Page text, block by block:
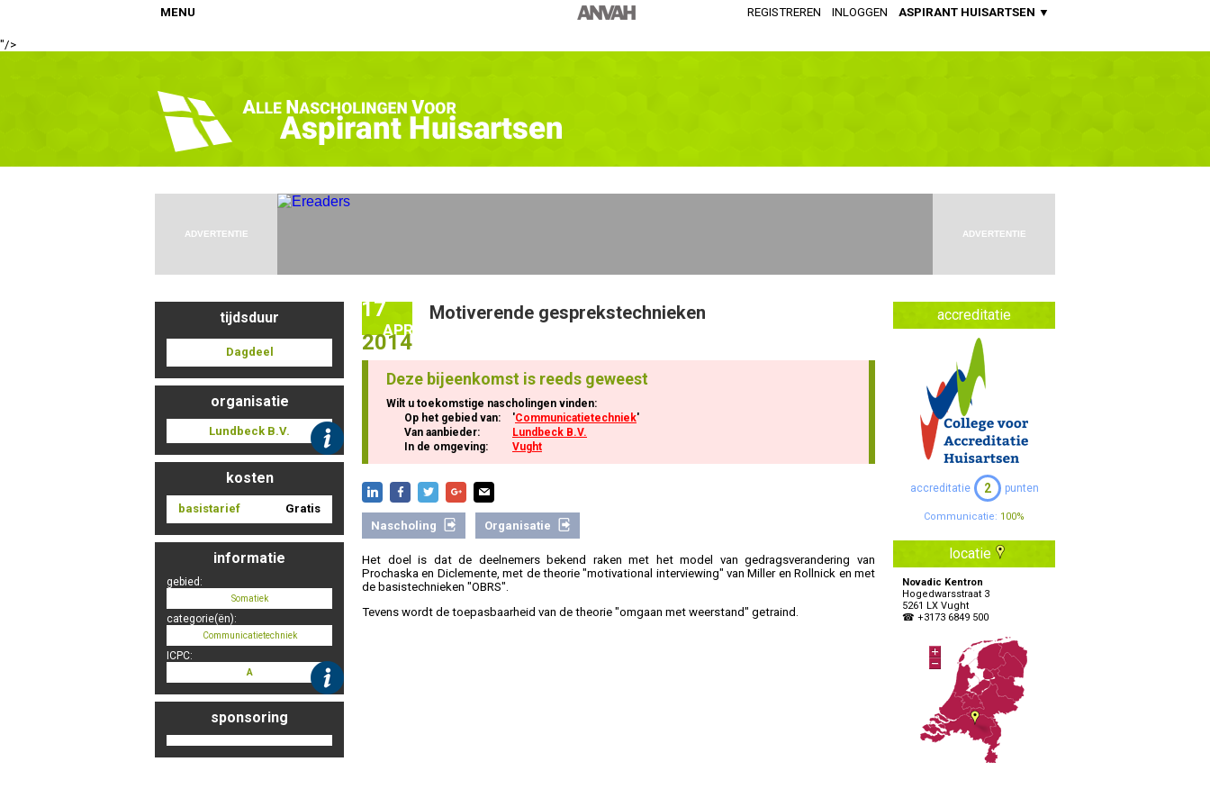
Tevens wordt de toepasbaarheid van de theorie "omgaan met weerstand" getraind.
"/>
MENU REGISTREREN INLOGGEN ASPIRANT HUISARTSEN ▼
Home
Nascholingen online (elearning)
Apothekers Assistenten
Artsen Verstandelijk Gehandicapten
Specialisten Ouderengeneeskunde
ADVERTENTIE ADVERTENTIE
tijdsduur
Dagdeel
organisatie
Lundbeck B.V.
kosten
basistarief Gratis
informatie
gebied:
Somatiek
categorie(ën):
Communicatietechniek
ICPC:
A
sponsoring
accreditatie
accreditatie 2 punten
Communicatie: 100%
locatie
Novadic Kentron
Hogedwarsstraat 3
5261 LX Vught
☎ +3173 6849 500
17
APR
2014
Motiverende gesprekstechnieken
Deze bijeenkomst is reeds geweest
Wilt u toekomstige nascholingen vinden:
Op het gebied van:
'Communicatietechniek'
Van aanbieder:
Lundbeck B.V.
In de omgeving:
Vught
Nascholing Organisatie
Het doel is dat de deelnemers bekend raken met het model van gedragsverandering van
Prochaska en Diclemente, met de theorie "motivational interviewing" van Miller en Rollnick en met
de basistechnieken "OBRS".
Tevens wordt de toepasbaarheid van de theorie "omgaan met weerstand" getraind.